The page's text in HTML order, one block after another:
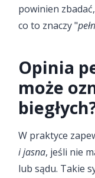
powinien
co to znaczy "
Opinia
może
W praktyce
i jasna, jeśli nie
lub sądu. Takie